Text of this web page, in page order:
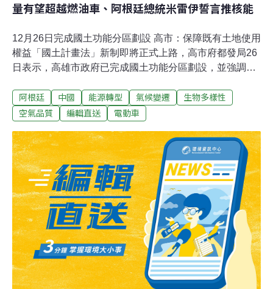
量有望超越燃油車、阿根廷總統米雷伊誓言推核能
12月26日完成國土功能分區劃設 高市：保障既有土地使用
權益「國土計畫法」新制即將正式上路，高市府都發局26
日表示，高雄市政府已完成國土功能分區劃設，並強調既
影響。（中央社報導）新竹縣焚化爐今點火試燒 全國首見
垃圾前處理系統曝光等了20多年，新竹縣高效能垃圾熱處
中，全國焚化爐首見垃圾前處理系統，可篩分鐵金屬及非
鐵金屬，貯坑維持負壓操作，廢氣處理後低於國家排放標
準，廢水則採零排放。預計最快明年2月底全量試運轉，
每日處理500噸。（自由時報報導）
阿根廷 中國 能源轉型 氣候變遷
生物多樣性
空氣品質
編輯直送 電動車